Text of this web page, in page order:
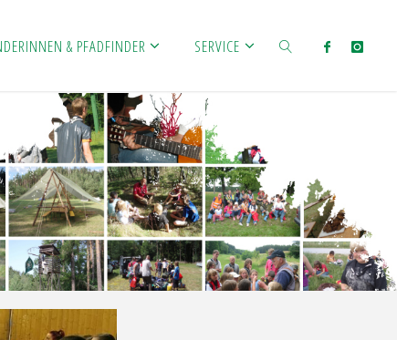
& PFADFINDER SERVICE